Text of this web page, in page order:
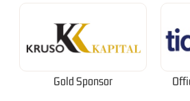
Gold Sponsor